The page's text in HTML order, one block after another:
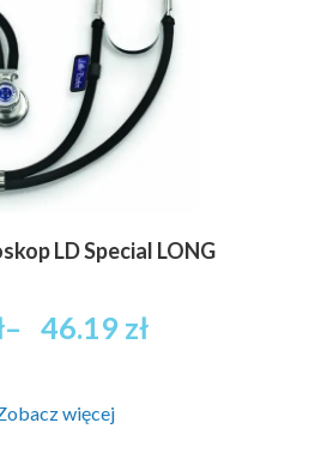
LD Special LONG
– 46.19 zł
Zakres
34.56 zł
więcej